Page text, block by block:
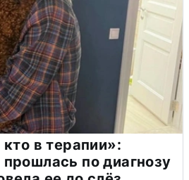
в терапии»:
по диагнозу